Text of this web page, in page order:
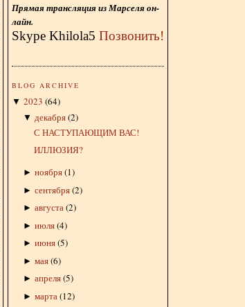
Прямая трансляция из Марселя он-
лайн.
Skype Khilola5 Позвонить!
BLOG ARCHIVE
▼ 2023 (64)
▼ декабря(2)
С НАСТУПАЮЩИМ ВАС!
ИЛЛЮЗИЯ?
► ноября(1)
► сентября(2)
► августа(2)
► июля(4)
► июня(5)
► мая(6)
► апреля(5)
► марта(12)